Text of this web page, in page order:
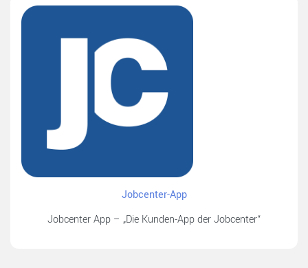
Jobcenter-App
Jobcenter App – „Die Kunden-App der Jobcenter“